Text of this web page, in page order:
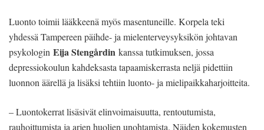
Luonto toimii lääkkeenä myös masentuneille. Korpela teki
yhdessä Tampereen päihde- ja mielenterveysyksikön johtavan
psykologin Eija Stengårdin kanssa tutkimuksen, jossa
depressiokoulun kahdeksasta tapaamiskerrasta neljä pidettiin
luonnon äärellä ja lisäksi tehtiin luonto- ja mielipaikkaharjoitteita.
– Luontokerrat lisäsivät elinvoimaisuutta, rentoutumista,
rauhoittumista ja arjen huolien unohtamista. Näiden kokemusten